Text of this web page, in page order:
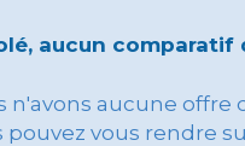
aucun comparatif
n'avons aucune offre
pouvez vous rendre